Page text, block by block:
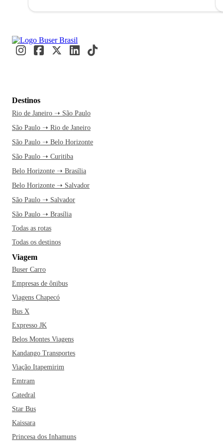
Destinos
Rio de Janeiro ➝ São Paulo
São Paulo ➝ Rio de Janeiro
São Paulo ➝ Belo Horizonte
São Paulo ➝ Curitiba
Belo Horizonte ➝ Brasília
Belo Horizonte ➝ Salvador
São Paulo ➝ Salvador
São Paulo ➝ Brasília
Todas as rotas
Todas os destinos
Viagem
Buser Carro
Empresas de ônibus
Viagens Chapecó
Bus X
Expresso JK
Belos Montes Viagens
Kandango Transportes
Viação Itapemirim
Emtram
Catedral
Star Bus
Kaissara
Princesa dos Inhamuns